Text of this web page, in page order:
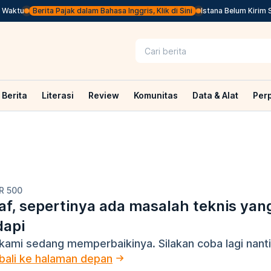
Berita Pajak dalam Bahasa Inggris, Klik di Sini Istana Belum Kirim
Berita Literasi Review Komunitas Data & Alat
500
sepertinya ada masalah teknis
sedang memperbaikinya. Silakan coba lagi
ke halaman depan